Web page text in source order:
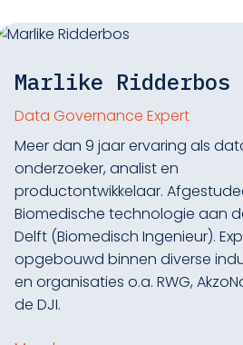
Marlike Ridderbos
Data Governance Expert
Meer dan 9 jaar ervaring als
onderzoeker, analist en
productontwikkelaar.
Biomedische technologie aan
Delft (Biomedisch Ingenieur).
opgebouwd binnen diverse
en organisaties o.a. RWG,
de DJI.